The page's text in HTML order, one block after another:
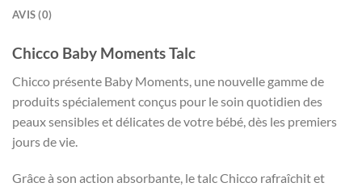
AVIS (0)
Chicco Baby Moments Talc
Chicco présente Baby Moments, une nouvelle gamme de
produits spécialement conçus pour le soin quotidien des
peaux sensibles et délicates de votre bébé, dès les premiers
jours de vie.
Grâce à son action absorbante, le talc Chicco rafraîchit et